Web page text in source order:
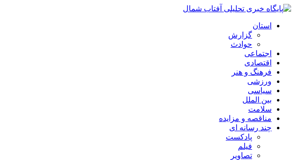
استان
گزارش
حوادث
اجتماعی
اقتصادی
فرهنگ و هنر
ورزشی
سیاسی
بین الملل
سلامت
مناقصه و مزایده
چند رسانه ای
پادکست
فیلم
تصاویر